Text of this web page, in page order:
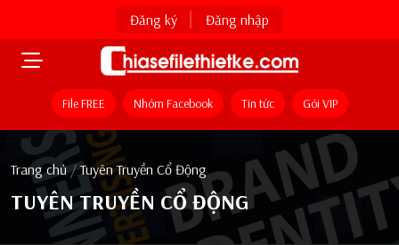
Đăng ký Đăng nhập
File FREE Nhóm Facebook Tin tức Gói VIP
Trang chủ / Tuyên Truyền Cổ Động
TUYÊN TRUYỀN CỔ ĐỘNG